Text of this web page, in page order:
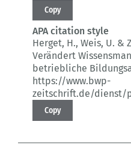
Copy
APA citation style
Herget, H., Weis, U. &
Verändert
betriebliche
https://www.bwp-
zeitschrift.de/dienst/
Copy